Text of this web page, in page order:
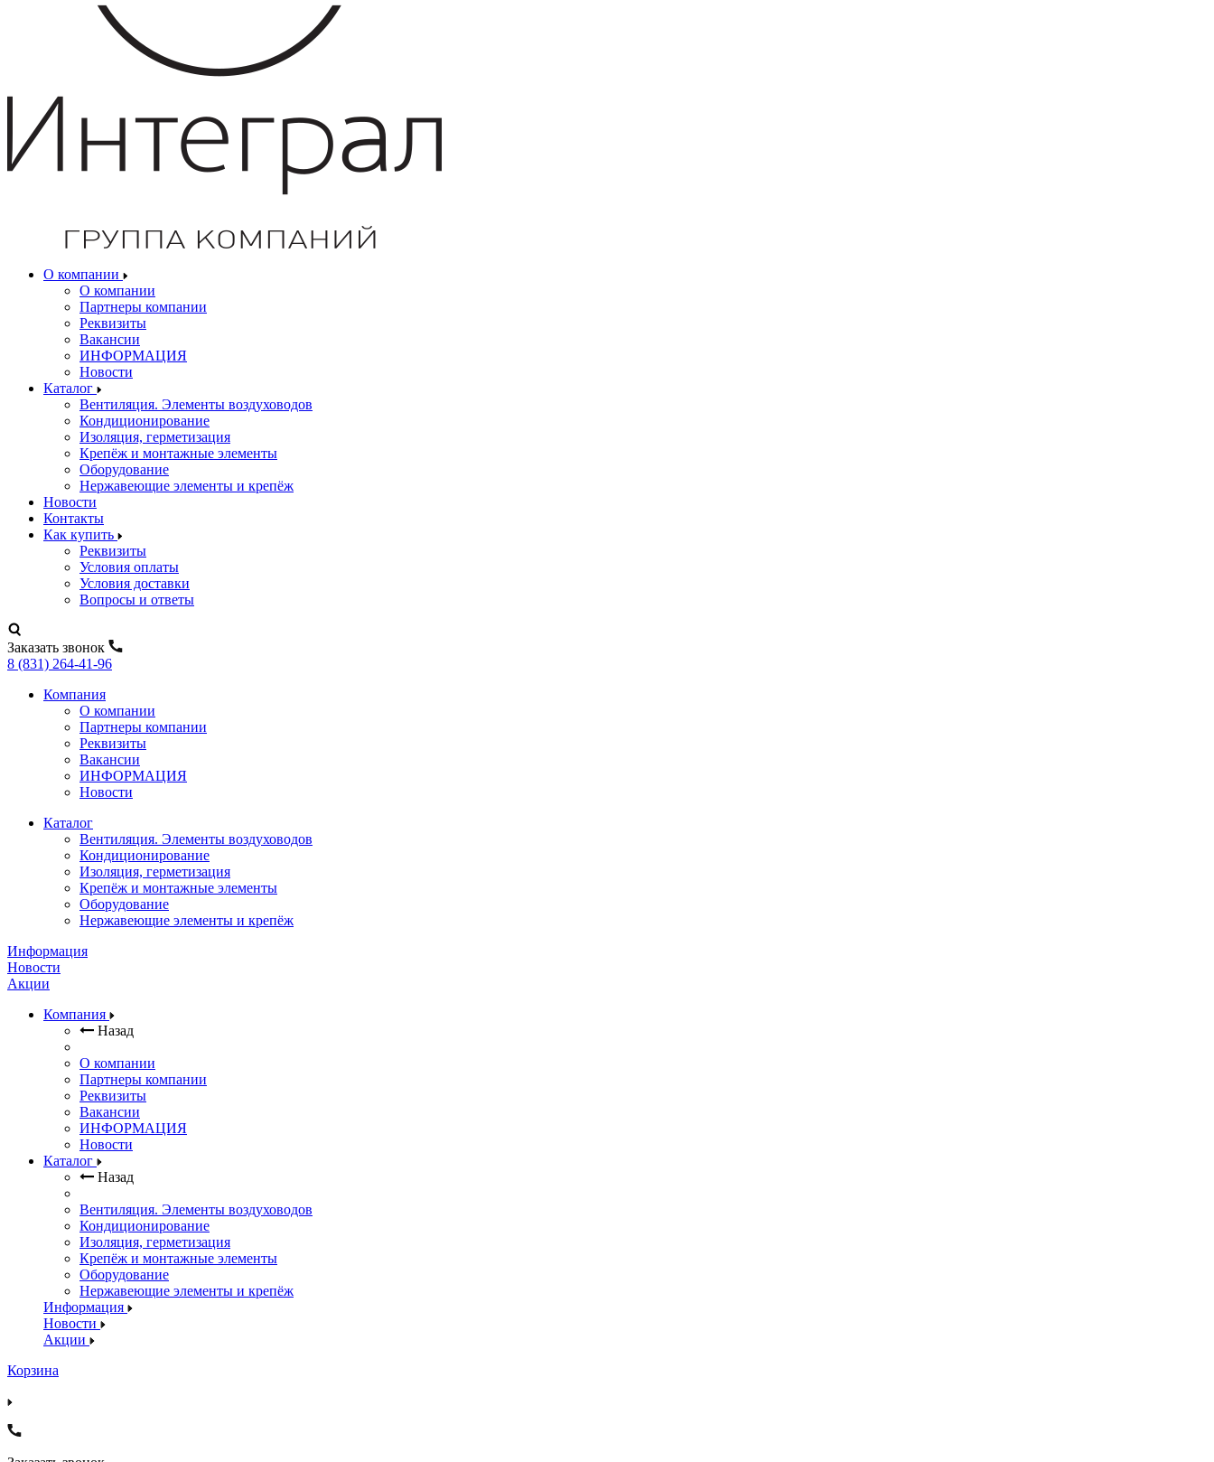
О компании
О компании
Партнеры компании
Реквизиты
Вакансии
ИНФОРМАЦИЯ
Новости
Каталог
Вентиляция. Элементы воздуховодов
Кондиционирование
Изоляция, герметизация
Крепёж и монтажные элементы
Оборудование
Нержавеющие элементы и крепёж
Новости
Контакты
Как купить
Реквизиты
Условия оплаты
Условия доставки
Вопросы и ответы
Заказать звонок
8 (831) 264-41-96
Компания
О компании
Партнеры компании
Реквизиты
Вакансии
ИНФОРМАЦИЯ
Новости
Каталог
Вентиляция. Элементы воздуховодов
Кондиционирование
Изоляция, герметизация
Крепёж и монтажные элементы
Оборудование
Нержавеющие элементы и крепёж
Информация
Новости
Акции
Компания
Назад
О компании
Партнеры компании
Реквизиты
Вакансии
ИНФОРМАЦИЯ
Новости
Каталог
Назад
Вентиляция. Элементы воздуховодов
Кондиционирование
Изоляция, герметизация
Крепёж и монтажные элементы
Оборудование
Нержавеющие элементы и крепёж
Информация
Новости
Акции
Корзина